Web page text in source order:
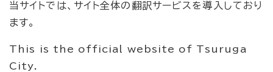
当サイトでは、サイト全体の翻訳サービスを導入しており
ます。
This is the official website of Tsuruga
City.